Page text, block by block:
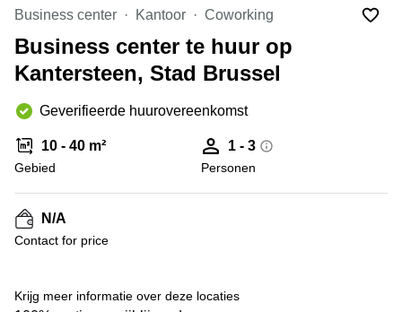
huren
Elsene
Brugge
Herentals
Aalst
Oostende
Mechelen
Coworking-
ruimtes te
huur in
Gent
Coworking
Niklaas
huren in
Gent
Handelspand
Location
Business center Kantoor Coworking
Business center te huur op
Kantersteen, Stad Brussel
Geverifieerde huurovereenkomst
10 - 40 m²
Gebied
1 - 3
Personen
N/A
Contact for price
Krijg meer informatie over deze locaties